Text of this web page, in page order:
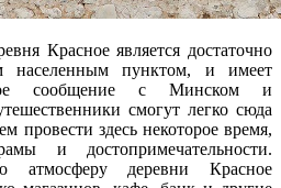
Красное является достаточно
пунктом, и имеет
сообщение с Минском и
смогут легко сюда
провести здесь некоторое время,
и достопримечательности.
атмосферу деревни Красное